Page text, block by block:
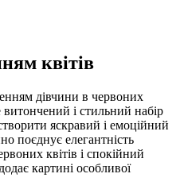
квітів
дівчини в червоних
і стильний набір
яскравий і емоційний
поєднує елегантність
квітів і спокійний
картині особливої